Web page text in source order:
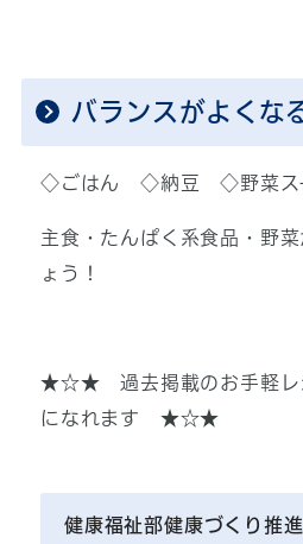
バランスがよくな
◇ごはん ◇納豆 ◇野菜ス
主食・たんぱく系食品・野
ょう！
★☆★ 過去掲載のお手軽レ
になれます ★☆★
健康福祉部健康づくり推